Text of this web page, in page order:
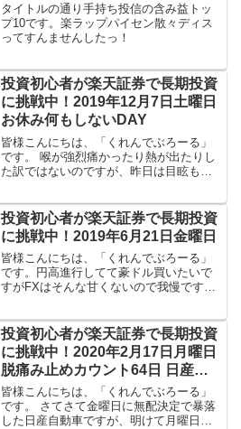
タイトルの通り手持ち投信の含み益トッ
プ10です。楽ラップパイセン散々ディス
ってすんませんしたっ！
投資初心者が楽天証券で長期投資
に挑戦中！2019年12月7日土曜日
お休み何もしないDAY
皆様こんにちは、「くれんでぶろーる」
です。 喉が強烈痛かったり熱が出たりし
た訳ではないのですが、昨日は目眩もひ
けたほうがいいのでしょうが、「肝機能
低下」か「糖尿のケが...
投資初心者が楽天証券で長期投資
に挑戦中！2019年6月21日金曜日
皆様こんにちは、「くれんでぶろーる」
です。円高進行してて豪ドル買いたいで
すがFXはそんな甘くないので我慢です
主な指数 さて冗談は置いといて本日の手
持ち商品を見て行きま...
投資初心者が楽天証券で長期投資
に挑戦中！2020年2月17日月曜日
脱痛み止めカウント64日 日産自
動車暴落祭り継続中！
皆様こんにちは、「くれんでぶろーる」
です。 さてさて金曜日に無配決定で暴落
した日産自動車ですが、明けて月曜日も